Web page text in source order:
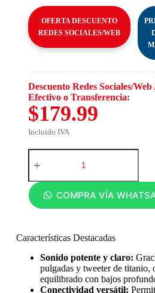
OFERTA DESCUENTO
REDES SOCIALES/WEB
Descuento Redes Sociales/
Efectivo o Transferencia:
$179.99
Incluido IVA
COMPRA VÍA
Características Destacadas
Sonido potente y claro:
pulgadas y tweeter de titanio,
equilibrado con bajos
Conectividad versátil: